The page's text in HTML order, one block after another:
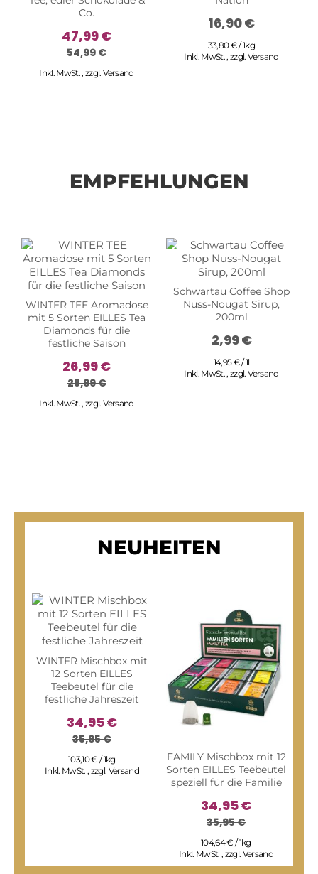
Co.
47,99 €
54,99 €
Inkl. MwSt.,zzgl.Versand
16,90 €
33,80 € / 1kg
Inkl. MwSt.,zzgl.Versand
EMPFEHLUNGEN
WINTER TEE Aromadose
mit 5 Sorten EILLES Tea
Diamonds für die
festliche Saison
26,99 €
28,99 €
Inkl. MwSt.,zzgl.Versand
Schwartau Coffee Shop
Nuss-Nougat Sirup,
200ml
2,99 €
14,95 € / 1l
Inkl. MwSt.,zzgl.Versand
NEUHEITEN
WINTER Mischbox mit
12 Sorten EILLES
Teebeutel für die
festliche Jahreszeit
34,95 €
35,95 €
103,10 € / 1kg
Inkl. MwSt. , zzgl. Versand
FAMILY Mischbox mit 12
Sorten EILLES Teebeutel
speziell für die Familie
34,95 €
35,95 €
104,64 € / 1kg
Inkl. MwSt. , zzgl. Versand